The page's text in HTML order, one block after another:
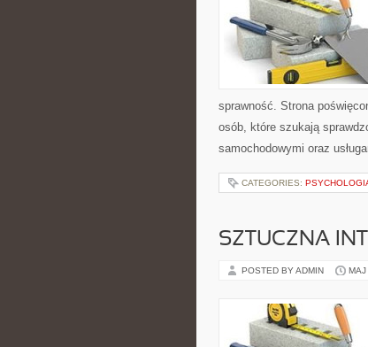
sprawność. Strona
osób, które szukają
samochodowymi oraz
CATEGORIES:
SZTUCZNA
POSTED BY ADMIN